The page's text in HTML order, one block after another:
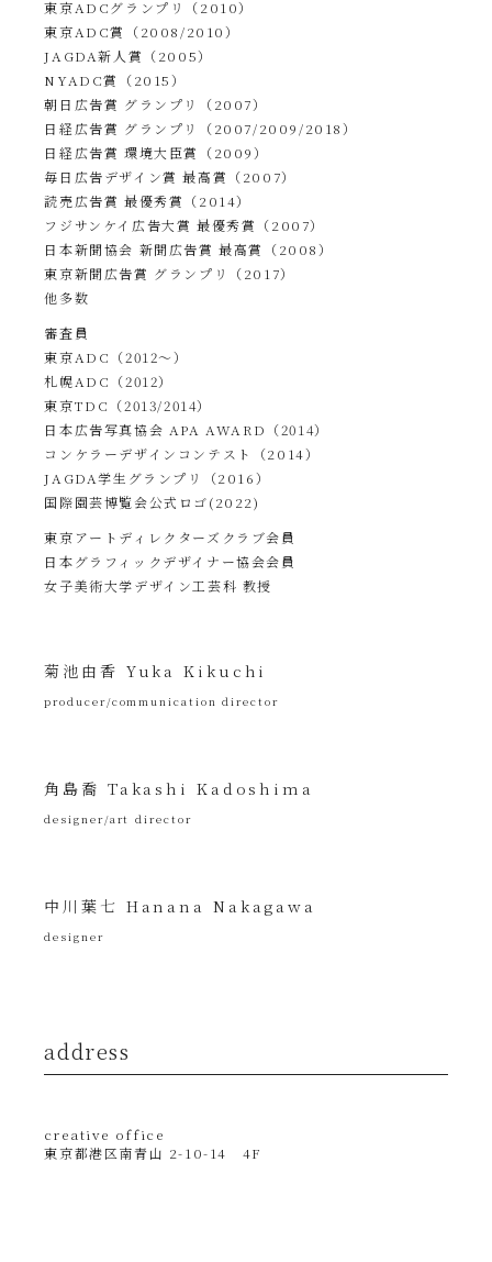
東京ADCグランプリ（2010）
東京ADC賞（2008/2010）
JAGDA新人賞（2005）
NYADC賞（2015）
朝日広告賞 グランプリ（2007）
日経広告賞 グランプリ（2007/2009/2018）
日経広告賞 環境大臣賞（2009）
毎日広告デザイン賞 最高賞（2007）
読売広告賞 最優秀賞（2014）
フジサンケイ広告大賞 最優秀賞（2007）
日本新聞協会 新聞広告賞 最高賞（2008）
東京新聞広告賞 グランプリ（2017）
他多数
審査員
東京ADC（2012〜）
札幌ADC（2012）
東京TDC（2013/2014）
日本広告写真協会 APA AWARD（2014）
コンケラーデザインコンテスト（2014）
JAGDA学生グランプリ（2016）
国際園芸博覧会公式ロゴ(2022)
東京アートディレクターズクラブ会員
日本グラフィックデザイナー協会会員
女子美術大学デザイン工芸科 教授
菊池由香 Yuka Kikuchi
producer/communication director
角島喬 Takashi Kadoshima
designer/art director
中川葉七 Hanana Nakagawa
designer
address
creative office
東京都港区南青山 2-10-14 4F